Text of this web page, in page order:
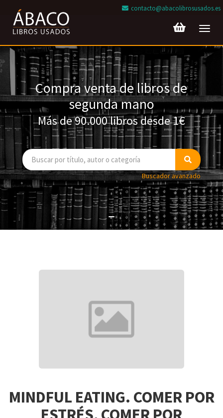
contacto@abacolibrosusados.es
Compra venta de libros de
segunda mano
Más de 90.000 libros desde 1€
Buscador avanzado
MINDFUL EATING. COMER POR